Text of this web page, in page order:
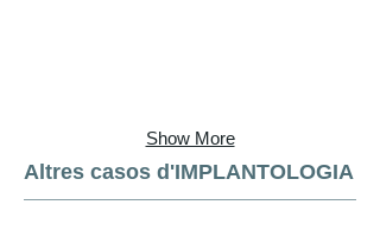
Show More
Altres casos d'IMPLANTOLOGIA